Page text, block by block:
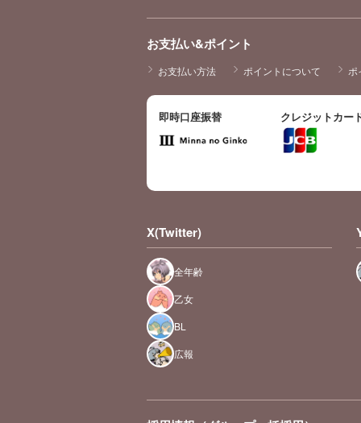
お支払い&ポイント
お支払い方法 ポイントについて ポ
即時口座振替 クレジットカー
X(Twitter)
全年齢
乙女
BL
広報